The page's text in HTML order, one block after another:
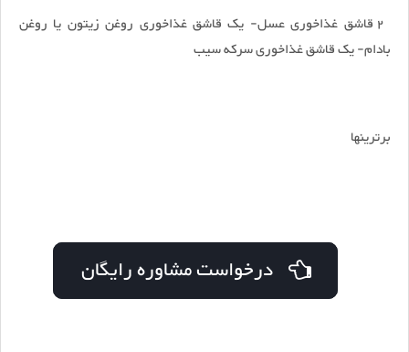
2 قاشق غذاخوری عسل- یک قاشق غذاخوری روغن زیتون یا روغن
بادام- یک قاشق غذاخوری سرکه سیب
برترینها